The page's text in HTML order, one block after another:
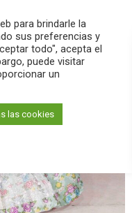
menu pause PLAY
para brindarle la
sus preferencias y
todo", acepta el
puede visitar
un
las cookies